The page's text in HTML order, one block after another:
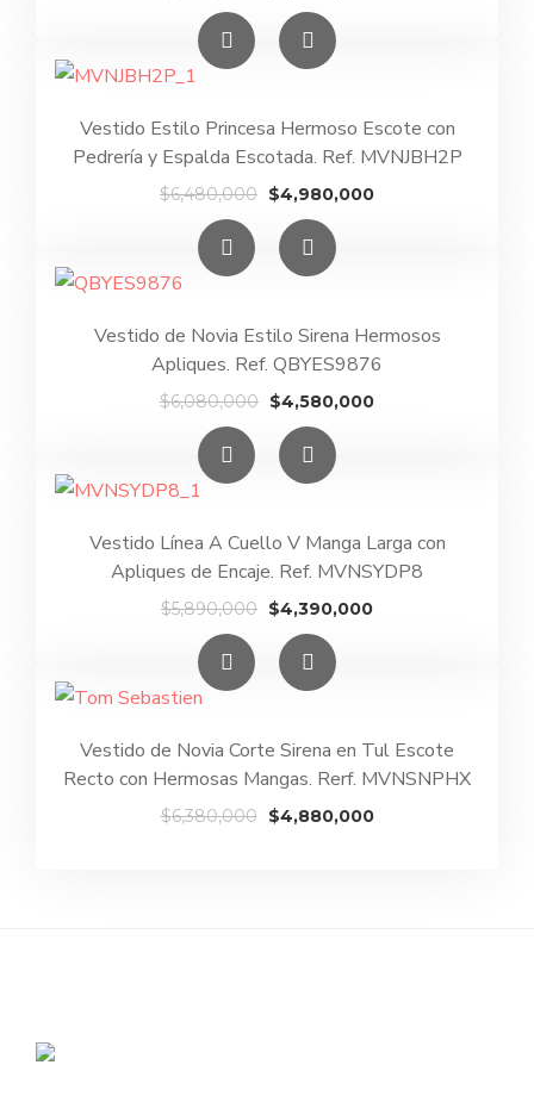
precio
original
era:
Vestido Estilo Princesa Hermoso Escote con
Pedrería y Espalda Escotada. Ref. MVNJBH2P
$6,480,000 El
precio
original
era:
$4,980,000El
Vestido de Novia Estilo Sirena Hermosos
Apliques. Ref. QBYES9876
$6,080,000 El
precio
original
era:
$4,580,000El
Vestido Línea A Cuello V Manga Larga con
Apliques de Encaje. Ref. MVNSYDP8
$5,890,000 El
precio
original
era:
$4,390,000El
Vestido de Novia Corte Sirena en Tul Escote
Recto con Hermosas Mangas. Rerf. MVNSNPHX
$6,380,000 El
$4,880,000El